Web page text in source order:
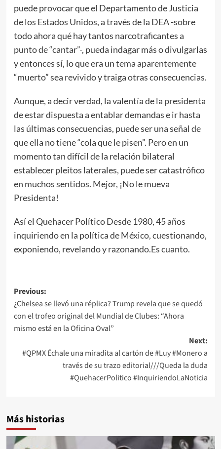
puede provocar que el Departamento de Justicia
de los Estados Unidos, a través de la DEA -sobre
todo ahora qué hay tantos narcotraficantes a
punto de “cantar”-, pueda indagar más o divulgarlas
y entonces sí, lo que era un tema aparentemente
“muerto” sea revivido y traiga otras consecuencias.
Aunque, a decir verdad, la valentía de la presidenta
de estar dispuesta a entablar demandas e ir hasta
las últimas consecuencias, puede ser una señal de
que ella no tiene “cola que le pisen”. Pero en un
momento tan difícil de la relación bilateral
establecer pleitos laterales, puede ser catastrófico
en muchos sentidos. Mejor, ¡No le mueva
Presidenta!
Así el Quehacer Político Desde 1980, 45 años
inquiriendo en la política de México, cuestionando,
exponiendo, revelando y razonando.Es cuanto.
Post
navigation
Previous:
¿Chelsea se llevó una réplica? Trump revela que se quedó
con el trofeo original del Mundial de Clubes: “Ahora
mismo está en la Oficina Oval”
Next:
#QPMX Échale una miradita al cartón de #Luy #Monero a
través de su trazo editorial///Queda la duda
#QuehacerPolitico #InquiriendoLaNoticia
Más historias